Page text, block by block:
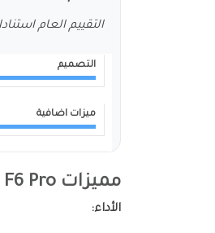
التقييم العام
التصميم
ميزات اضافية
مميزات Xiaomi Poco F6 Pro
الأداء: